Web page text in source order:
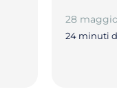
28
24 minuti